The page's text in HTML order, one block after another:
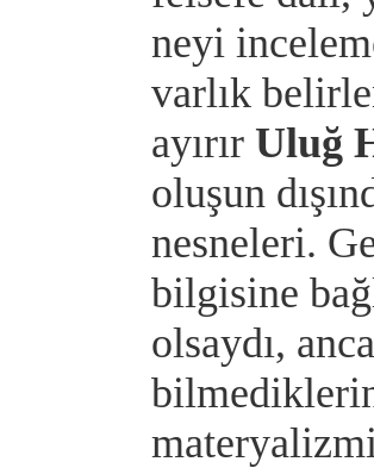
neyi
varlık
ayırır Uluğ
oluşun
nesneleri.
bilgisine
olsaydı,